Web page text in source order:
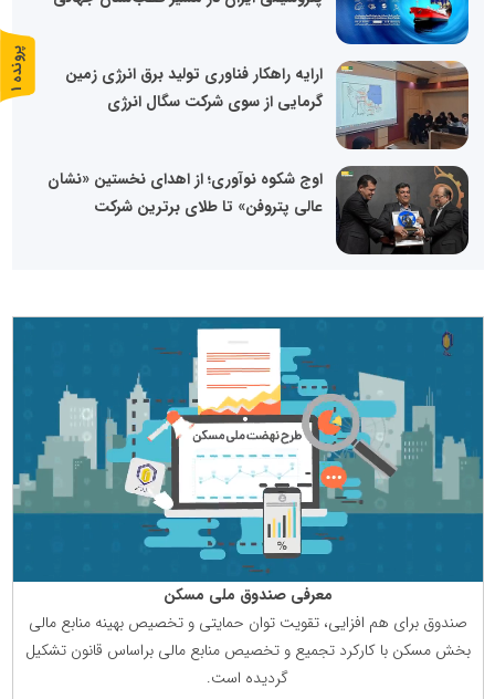
ارایه راهکار فناوری تولید برق انرژی زمین
گرمایی از سوی شرکت سگال انرژی
اوج شکوه نوآوری؛ از اهدای نخستین «نشان
عالی پتروفن» تا طلای برترین شرکت
معرفی صندوق ملی مسكن
صندوق برای هم افزایی، تقویت توان حمایتی و تخصیص بهینه منابع مالی
بخش مسكن با كاركرد تجمیع و تخصیص منابع مالی براساس قانون تشكیل
گردیده است.
پ
ر
و
ن
د
ه
1